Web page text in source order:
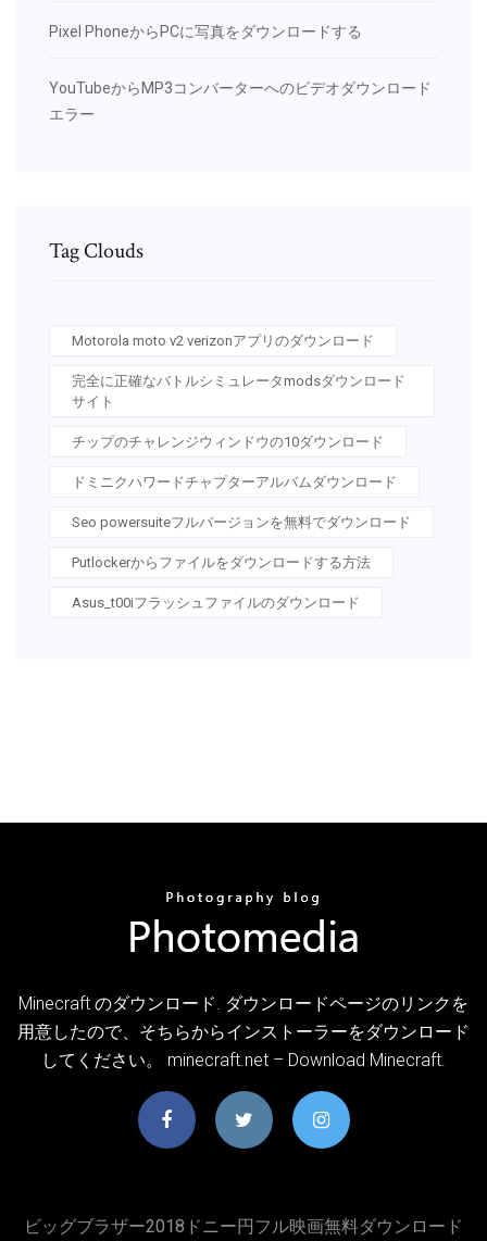
Pixel PhoneからPCに写真をダウンロードする
YouTubeからMP3コンバーターへのビデオダウンロード
エラー
Tag Clouds
Motorola moto v2 verizonアプリのダウンロード
完全に正確なバトルシミュレータmodsダウンロード
サイト
チップのチャレンジウィンドウの10ダウンロード
ドミニクハワードチャプターアルバムダウンロード
Seo powersuiteフルバージョンを無料でダウンロード
Putlockerからファイルをダウンロードする方法
Asus_t00iフラッシュファイルのダウンロード
Minecraft のダウンロード. ダウンロードページのリンクを
用意したので、そちらからインストーラーをダウンロード
してください。 minecraft.net – Download Minecraft.
ビッグブラザー2018ドニー円フル映画無料ダウンロード